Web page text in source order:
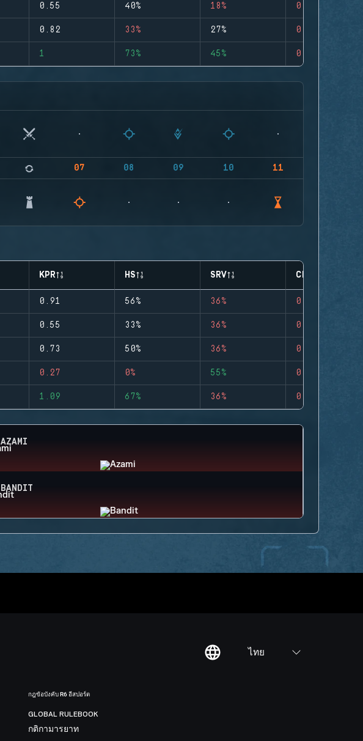
0.55 40% 18% 0
0.82 33% 27% 0
1 73% 45% 0
07 08 09 10 11
KPR HS SRV CLUTCHES
0.91 56% 36% 0
0.55 33% 36% 0
0.73 50% 36% 0
0.27 0% 55% 0
1.09 67% 36% 0
AZAMI
BANDIT
ไทย
กฎข้อบังคับ R6 อีสปอร์ต
GLOBAL RULEBOOK
กติกามารยาท